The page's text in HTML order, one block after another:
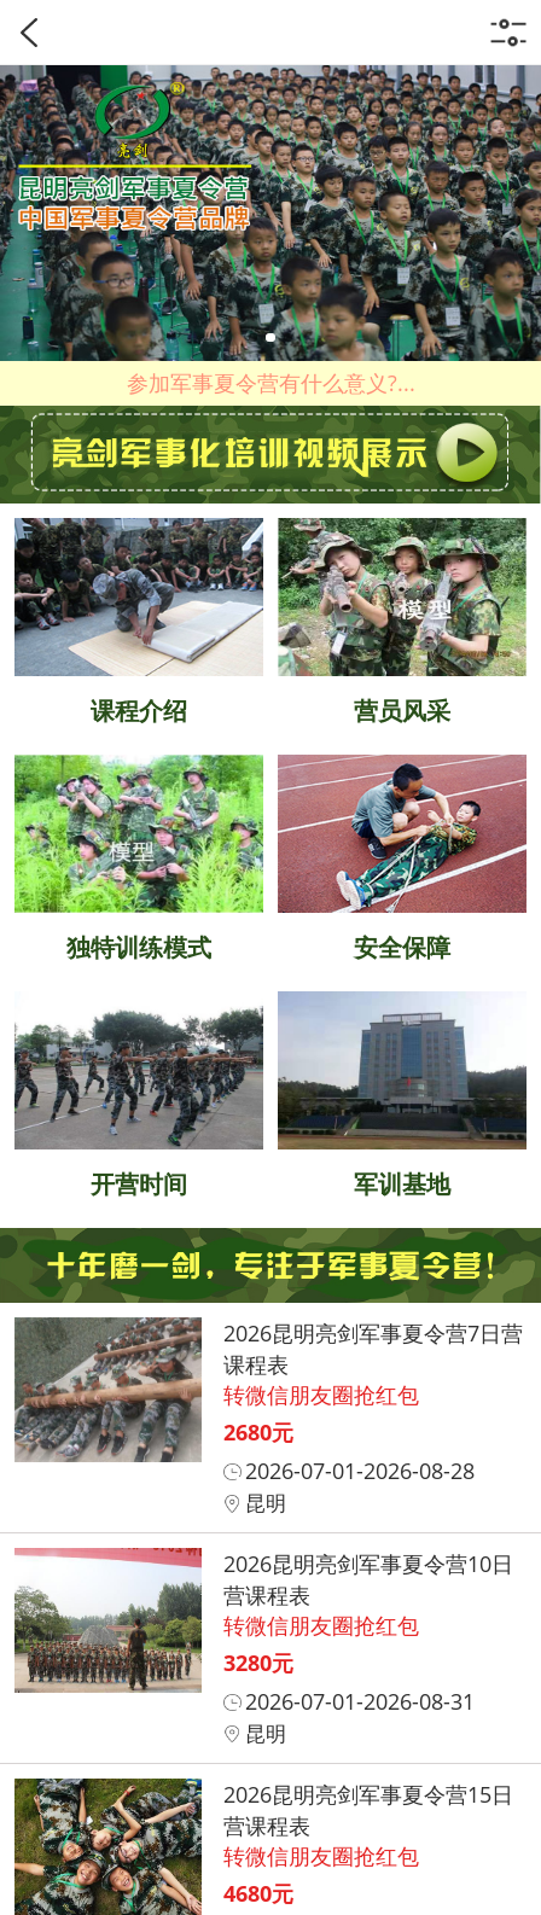
参加军事夏令营有什么意义?...
课程介绍 营员风采
独特训练模式 安全保障
开营时间 军训基地
2026昆明亮剑军事夏令营7日营
课程表
转微信朋友圈抢红包
2680元
2026-07-01-2026-08-28
昆明
2026昆明亮剑军事夏令营10日
营课程表
转微信朋友圈抢红包
3280元
2026-07-01-2026-08-31
昆明
2026昆明亮剑军事夏令营15日
营课程表
转微信朋友圈抢红包
4680元